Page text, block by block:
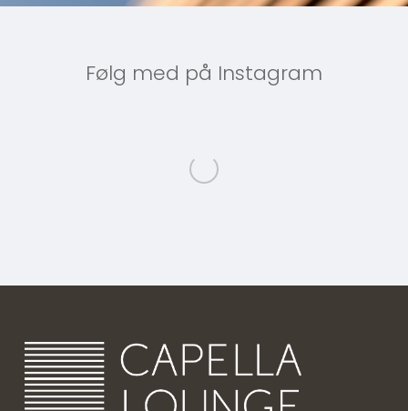
Følg med på Instagram